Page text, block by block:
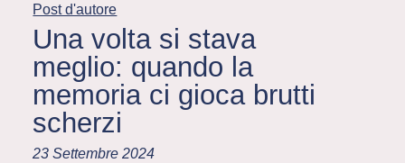
Post d'autore
Una volta si stava
meglio: quando la
memoria ci gioca brutti
scherzi
23 Settembre 2024